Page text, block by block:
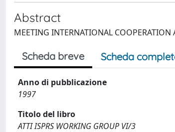
Abstract
MEETING INTERNATIONAL COOPERATION
Scheda breve Scheda
Anno di pubblicazione
1997
Titolo del libro
ATTI ISPRS WORKING GROUP VI/3